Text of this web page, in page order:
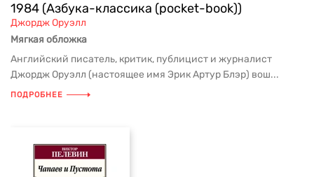
1984 (Азбука-классика (pocket-book))
Джордж Оруэлл
Мягкая обложка
Английский писатель, критик, публицист и журналист
Джордж Оруэлл (настоящее имя Эрик Артур Блэр) вош...
ПОДРОБНЕЕ